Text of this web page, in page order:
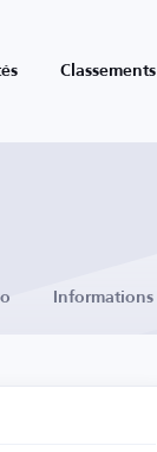
Classements
Informations